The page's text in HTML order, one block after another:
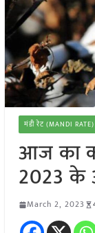
मंडी रेट (MANDI RATE)
आज का
2023 के
March 2, 2023